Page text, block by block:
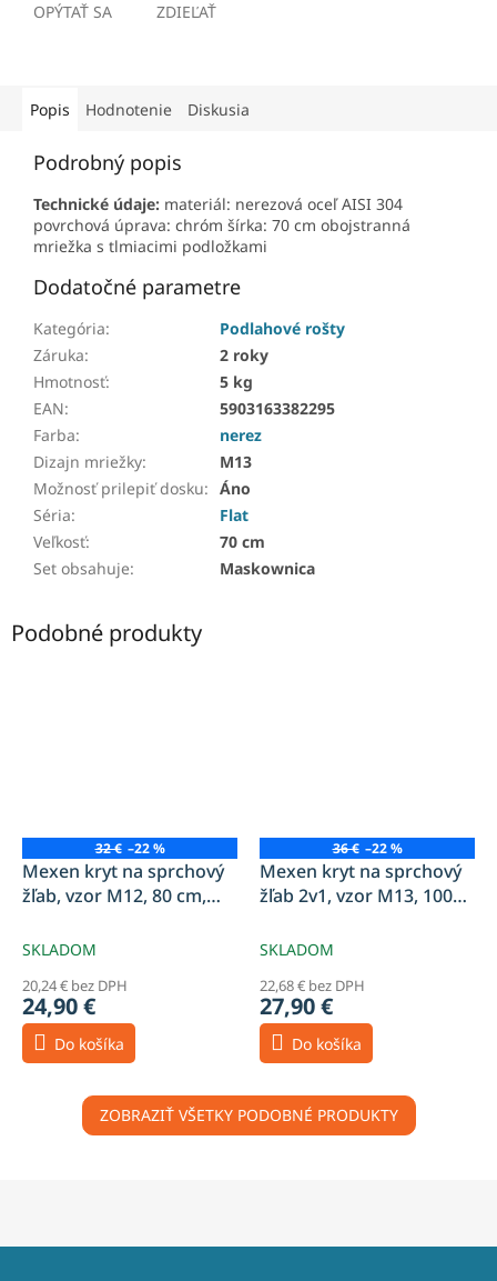
OPÝTAŤ SA ZDIEĽAŤ
Popis Hodnotenie Diskusia
Podrobný popis
Technické údaje: materiál: nerezová oceľ AISI 304
povrchová úprava: chróm šírka: 70 cm obojstranná
mriežka s tlmiacimi podložkami
Dodatočné parametre
Kategória:
Podlahové rošty
Záruka:
2 roky
Hmotnosť:
5 kg
EAN:
5903163382295
Farba:
nerez
Dizajn mriežky:
M13
Možnosť prilepiť dosku: Áno
Séria:
Flat
Veľkosť:
70 cm
Set obsahuje: Maskownica
Podobné produkty
32 € –22 %
Mexen kryt na sprchový
žľab, vzor M12, 80 cm,
SKLADOM
20,24 € bez DPH
24,90 €
Do košíka
36 € –22 %
Mexen kryt na sprchový
žľab 2v1, vzor M13, 100
SKLADOM
22,68 € bez DPH
27,90 €
Do košíka
ZOBRAZIŤ VŠETKY PODOBNÉ PRODUKTY